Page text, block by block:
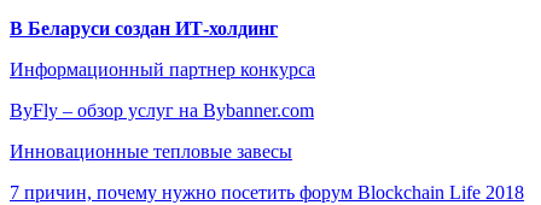
В Беларуси создан ИТ-холдинг
Информационный партнер конкурса
ByFly – обзор услуг на Bybanner.com
Инновационные тепловые завесы
7 причин, почему нужно посетить форум Blockchain Life 2018